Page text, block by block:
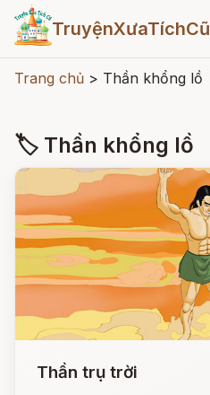
TruyệnXưaTíchCũ
Trang chủ > Thần khổng lồ
🏷 Thần khổng lồ
Thần trụ trời